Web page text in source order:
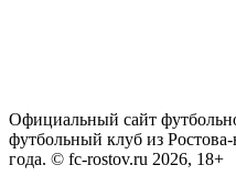
Официальный сайт
футбольный клуб из
года. © fc-rostov.ru 2026, 18+